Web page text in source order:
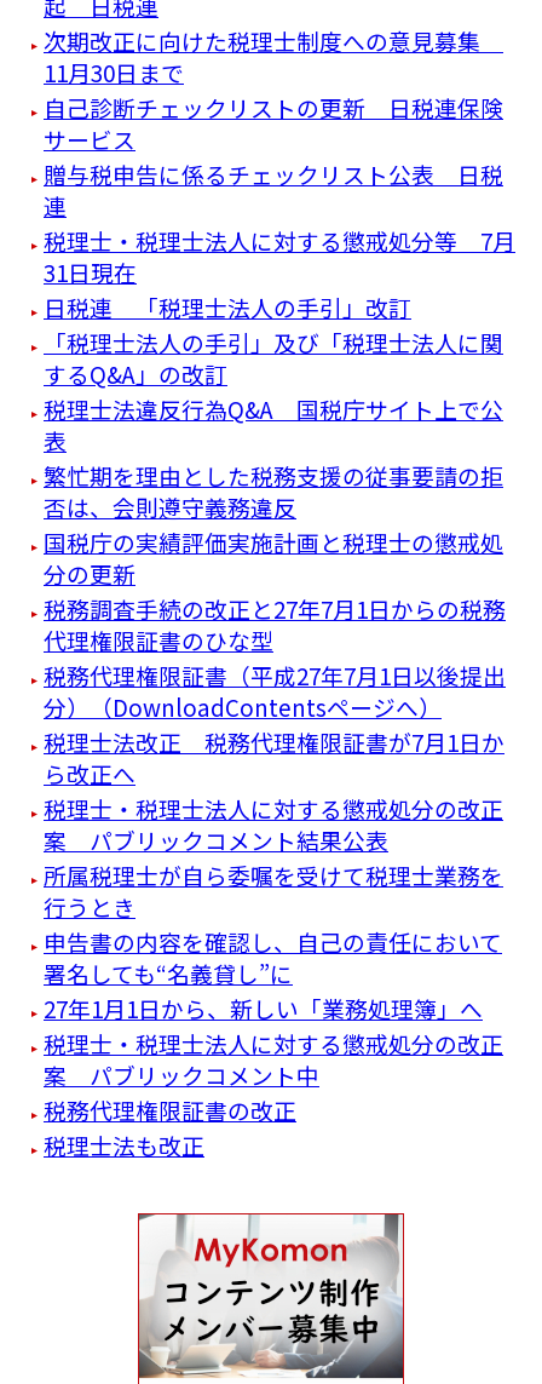
次期改正に向けた税理士制度への意見募集
11月30日まで
自己診断チェックリストの更新 日税連保険
サービス
贈与税申告に係るチェックリスト公表 日税
連
税理士・税理士法人に対する懲戒処分等 7月
31日現在
日税連 「税理士法人の手引」改訂
「税理士法人の手引」及び「税理士法人に関
するQ&A」の改訂
税理士法違反行為Q&A 国税庁サイト上で公
表
繁忙期を理由とした税務支援の従事要請の拒
否は、会則遵守義務違反
国税庁の実績評価実施計画と税理士の懲戒処
分の更新
税務調査手続の改正と27年7月1日からの税務
代理権限証書のひな型
税務代理権限証書（平成27年7月1日以後提出
分）（DownloadContentsページへ）
税理士法改正 税務代理権限証書が7月1日か
ら改正へ
税理士・税理士法人に対する懲戒処分の改正
案 パブリックコメント結果公表
所属税理士が自ら委嘱を受けて税理士業務を
行うとき
申告書の内容を確認し、自己の責任において
署名しても“名義貸し”に
27年1月1日から、新しい「業務処理簿」へ
税理士・税理士法人に対する懲戒処分の改正
案 パブリックコメント中
税務代理権限証書の改正
税理士法も改正